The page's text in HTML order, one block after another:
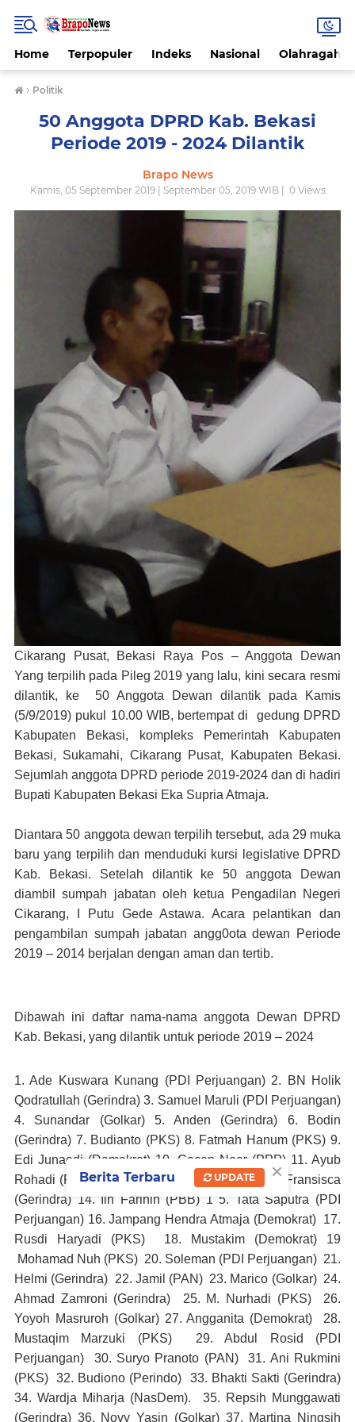
Home Terpopuler Indeks Nasional Olahragah
› Politik
50 Anggota DPRD Kab. Bekasi
Periode 2019 - 2024 Dilantik
Brapo News
Kamis, 05 September 2019 | September 05, 2019 WIB | 0Views
Cikarang Pusat, Bekasi Raya Pos – Anggota Dewan
Yang terpilih pada Pileg 2019 yang lalu, kini secara resmi
dilantik, ke 50 Anggota Dewan dilantik pada Kamis
(5/9/2019) pukul 10.00 WIB, bertempat di gedung DPRD
Kabupaten Bekasi, kompleks Pemerintah Kabupaten
Bekasi, Sukamahi, Cikarang Pusat, Kabupaten Bekasi.
Sejumlah anggota DPRD periode 2019-2024 dan di hadiri
Bupati Kabupaten Bekasi Eka Supria Atmaja.
Diantara 50 anggota dewan terpilih tersebut, ada 29 muka
baru yang terpilih dan menduduki kursi legislative DPRD
Kab. Bekasi. Setelah dilantik ke 50 anggota Dewan
diambil sumpah jabatan oleh ketua Pengadilan Negeri
Cikarang, I Putu Gede Astawa. Acara pelantikan dan
pengambilan sumpah jabatan angg0ota dewan Periode
2019 – 2014 berjalan dengan aman dan tertib.
Dibawah ini daftar nama-nama anggota Dewan DPRD
Kab. Bekasi, yang dilantik untuk periode 2019 – 2024
1. Ade Kuswara Kunang (PDI Perjuangan) 2. BN Holik
Qodratullah (Gerindra) 3. Samuel Maruli (PDI Perjuangan)
4. Sunandar (Golkar) 5. Anden (Gerindra) 6. Bodin
(Gerindra) 7. Budianto (PKS) 8. Fatmah Hanum (PKS) 9.
Edi Junaedi (Demokrat) 10. Cecep Noor (PPP) 11. Ayub
Rohadi (PKS) 12. H. Kardin (Golkar)13. Lydia Fransisca
(Gerindra) 14. Iin Farihin (PBB) 1 5. Tata Saputra (PDI
Perjuangan) 16. Jampang Hendra Atmaja (Demokrat) 17.
Rusdi Haryadi (PKS)
18. Mustakim (Demokrat) 19
Mohamad Nuh (PKS) 20. Soleman (PDI Perjuangan) 21.
Helmi (Gerindra) 22. Jamil (PAN) 23. Marico (Golkar) 24.
Ahmad Zamroni (Gerindra)
25. M. Nurhadi (PKS) 26.
Yoyoh Masruroh (Golkar) 27. Angganita (Demokrat) 28.
Mustaqim Marzuki (PKS)
29. Abdul Rosid (PDI
Perjuangan)
30. Suryo Pranoto (PAN) 31. Ani Rukmini
(PKS)
32. Budiono (Perindo) 33. Bhakti Sakti (Gerindra)
34. Wardja Miharja (NasDem). 35. Repsih Munggawati
(Gerindra) 36. Novy Yasin (Golkar) 37. Martina Ningsih
×
Berita Terbaru UPDATE